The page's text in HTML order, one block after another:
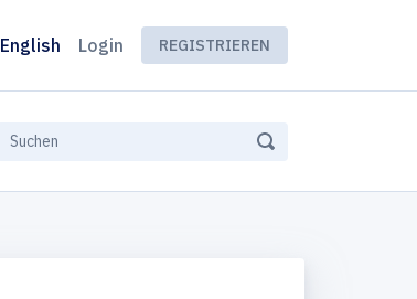
English Login REGISTRIEREN